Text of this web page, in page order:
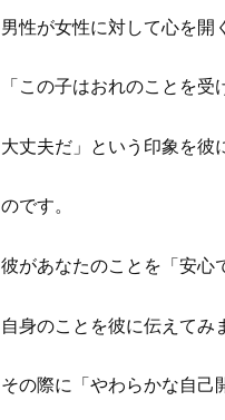
男性が女性に対して心を開
「この子はおれのことを
大丈夫だ」という印象を彼
のです。
彼があなたのことを「安心
自身のことを彼に伝えてみ
その際に「やわらかな自己